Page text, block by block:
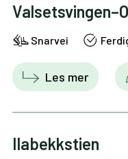
Snarvei
Les mer
Ilabekkstien